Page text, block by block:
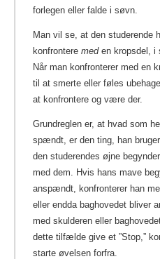
forlegen eller falde i søvn.
Man vil se, at den studerende
konfrontere meden kropsdel, i
Når man konfronterer med en
til at smerte eller føles
at konfrontere og være der.
Grundreglen er, at hvad som
spændt, er den ting, han
den studerendes øjne
med dem. Hvis hans mave
anspændt, konfronterer han
eller endda baghovedet bliver
med skulderen eller
dette tilfælde give et ”Stop,”
starte øvelsen forfra.